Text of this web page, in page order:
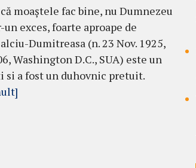
moaștele fac bine, nu Dumnezeu
exces, foarte aproape de
Dumitreasa (n. 23 Nov. 1925,
Washington D.C., SUA) este un
a fost un duhovnic pretuit.